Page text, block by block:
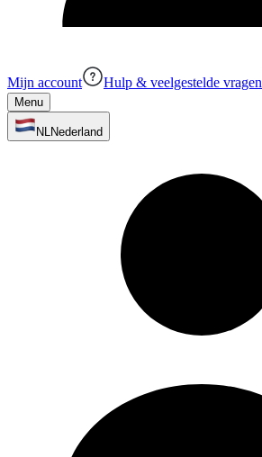
Mijn account Hulp & veelgestelde vragen
Menu
NL Nederland